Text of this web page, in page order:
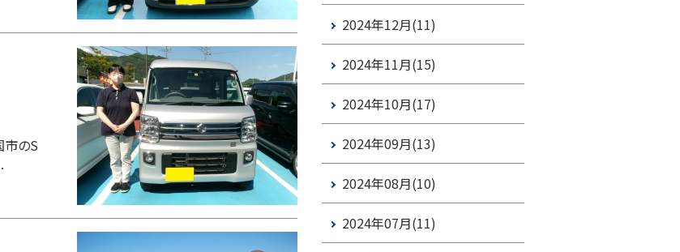
市のS
2024年12月(11)
2024年11月(15)
2024年10月(17)
2024年09月(13)
2024年08月(10)
2024年07月(11)